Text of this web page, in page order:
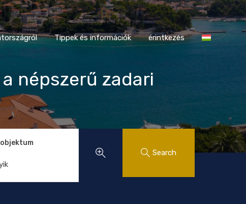
Tippek és információk érintkezés
Tippek és információk érintkezés
népszerű zadari
Search